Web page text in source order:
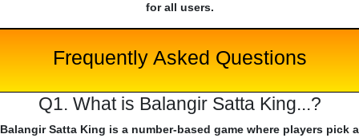
for all users.
Frequently Asked Questions
Q1. What is Balangir Satta King...?
Balangir Satta King is a number-based game where players pick a